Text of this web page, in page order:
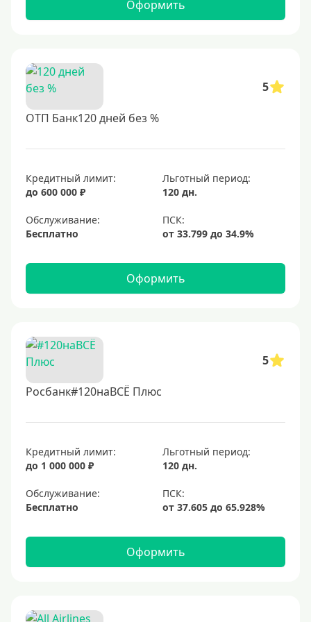
Оформить
5
ОТП Банк120 дней без %
Кредитный лимит:
до 600 000 ₽
Льготный период:
120 дн.
Обслуживание:
Бесплатно
Оформить
5
Росбанк#120наВСЁ Плюс
Кредитный лимит:
до 1 000 000 ₽
Льготный период:
120 дн.
Обслуживание:
Бесплатно
Оформить